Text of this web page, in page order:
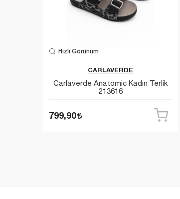
Hızlı Görünüm
CARLAVERDE
Carlaverde Anatomic Kadın Terlik
213616
799,90